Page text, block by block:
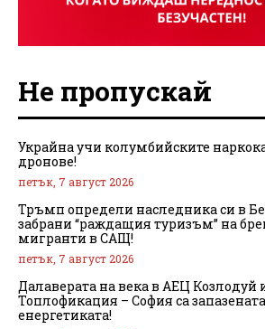
Не пропускай
Украйна учи колумбийските
дронове!
петък, 7 август 2026
Тръмп определи наследника си в
забрани “раждащия туризъм” на
мигранти в САЩ!
петък, 7 август 2026
Далаверата на века в АЕЦ Козлодуй
Топлофикация – София са
енергетиката!